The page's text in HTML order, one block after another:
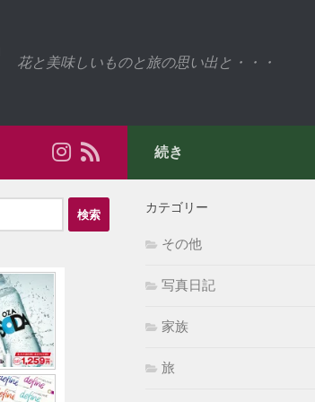
花と美味しいものと旅の思い出と・・・
続き
カテゴリー
その他
写真日記
家族
旅